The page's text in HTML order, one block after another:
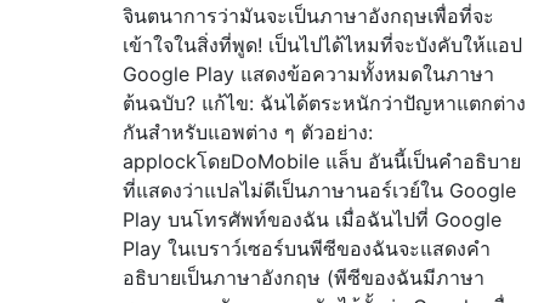
จินตนาการว่ามันจะเป็นภาษาอังกฤษเพื่อที่จะ
เข้าใจในสิ่งที่พูด! เป็นไปได้ไหมที่จะบังคับให้แอป
Google Play แสดงข้อความทั้งหมดในภาษา
ต้นฉบับ? แก้ไข: ฉันได้ตระหนักว่าปัญหาแตกต่าง
กันสำหรับแอพต่าง ๆ ตัวอย่าง:
applockโดยDoMobile แล็บ อันนี้เป็นคำอธิบาย
ที่แสดงว่าแปลไม่ดีเป็นภาษานอร์เวย์ใน Google
Play บนโทรศัพท์ของฉัน เมื่อฉันไปที่ Google
Play ในเบราว์เซอร์บนพีซีของฉันจะแสดงคำ
อธิบายเป็นภาษาอังกฤษ (พีซีของฉันมีภาษา